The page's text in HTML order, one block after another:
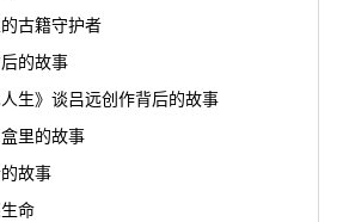
古籍守护者
的故事
生》谈吕远创作背后的故事
里的故事
故事
命